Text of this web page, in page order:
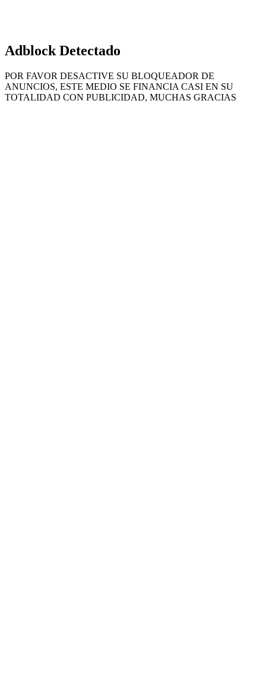
Adblock Detectado
POR FAVOR DESACTIVE SU BLOQUEADOR DE
ANUNCIOS, ESTE MEDIO SE FINANCIA CASI EN SU
TOTALIDAD CON PUBLICIDAD, MUCHAS GRACIAS